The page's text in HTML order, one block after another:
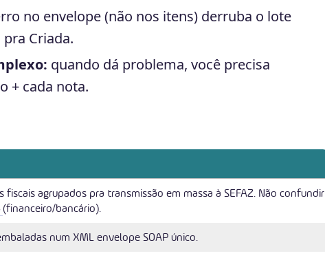
no envelope (não nos itens) derruba o lote
Criada.
quando dá problema, você precisa
+ cada nota.
agrupados pra transmissão em massa à SEFAZ. Não confundir
(financeiro/bancário).
num XML envelope SOAP único.